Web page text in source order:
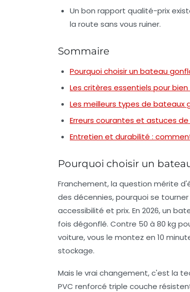
Un bon rapport qualité-prix
la route sans vous ruiner.
Sommaire
Pourquoi choisir un bateau
Les critères essentiels pour bien
Les meilleurs types de bateaux
Erreurs courantes et astuces de
Entretien et durabilité :
Pourquoi choisir un
Franchement, la question mérite
des décennies, pourquoi se
accessibilité et prix. En 2026, un
fois dégonflé. Contre 50 à 80 kg
voiture, vous le montez en 10
stockage.
Mais le vrai changement, c'est la
PVC renforcé triple couche